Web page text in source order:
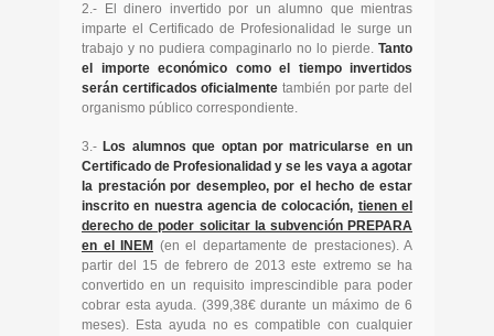
2.- El dinero invertido por un alumno que mientras
imparte el Certificado de Profesionalidad le surge un
trabajo y no pudiera compaginarlo no lo pierde. Tanto
el importe económico como el tiempo invertidos
serán certificados oficialmente también por parte del
organismo público correspondiente.
3.- Los alumnos que optan por matricularse en un
Certificado de Profesionalidad y se les vaya a agotar
la prestación por desempleo, por el hecho de estar
inscrito en nuestra agencia de colocación, tienen el
derecho de poder solicitar la subvención PREPARA
en el INEM (en el departamente de prestaciones). A
partir del 15 de febrero de 2013 este extremo se ha
convertido en un requisito imprescindible para poder
cobrar esta ayuda. (399,38€ durante un máximo de 6
meses). Esta ayuda no es compatible con cualquier